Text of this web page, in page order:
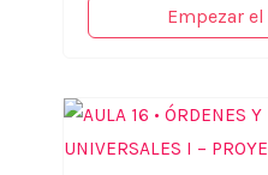
Empezar